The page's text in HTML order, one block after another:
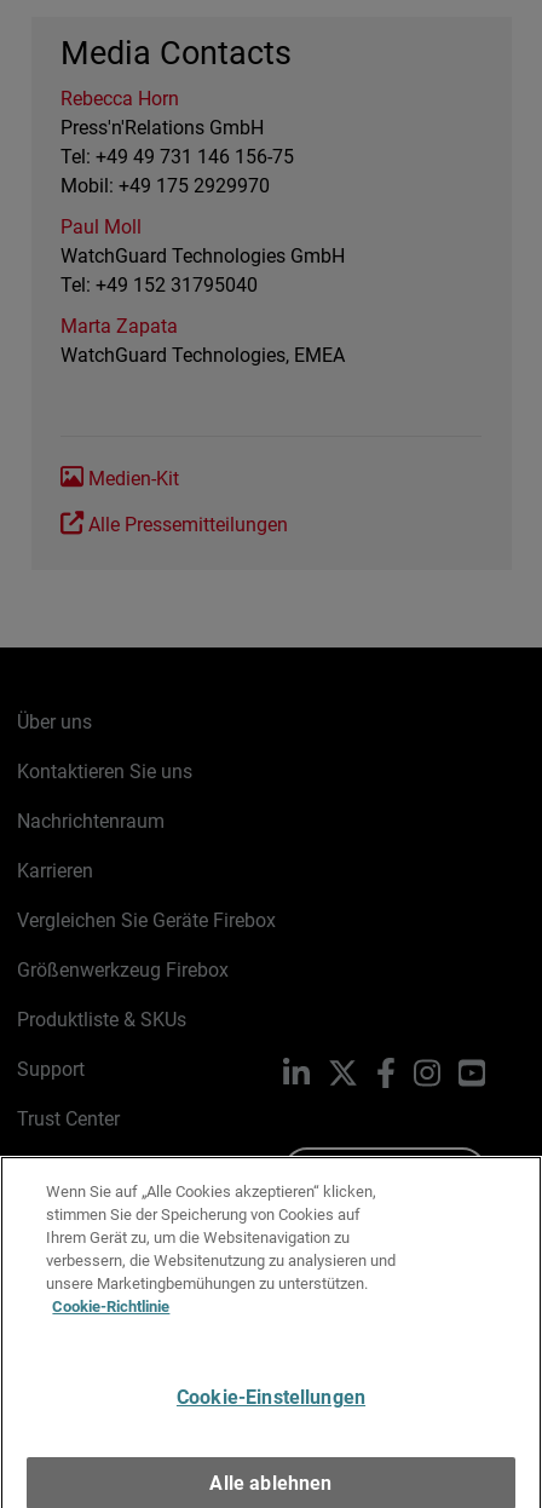
Media Contacts
Rebecca Horn
Press'n'Relations GmbH
Tel: +49 49 731 146 156-75
Mobil: +49 175 2929970
Paul Moll
WatchGuard Technologies GmbH
Tel: +49 152 31795040
Marta Zapata
WatchGuard Technologies, EMEA
Medien-Kit
Alle Pressemitteilungen
Über uns
Kontaktieren Sie uns
Nachrichtenraum
Karrieren
Vergleichen Sie Geräte Firebox
Größenwerkzeug Firebox
Produktliste & SKUs
Support
Trust Center
Cookie-Richtlinie
Datenschutzrichtlinie
Media & Brand Kit
LinkedIn FacebookInstagram
Wenn Sie auf „Alle Cookies akzeptieren“ klicken,
stimmen Sie der Speicherung von Cookies auf
Ihrem Gerät zu, um die Websitenavigation zu
verbessern, die Websitenutzung zu analysieren und
unsere Marketingbemühungen zu unterstützen.
Cookie-Richtlinie
Cookie-Einstellungen
Alle ablehnen